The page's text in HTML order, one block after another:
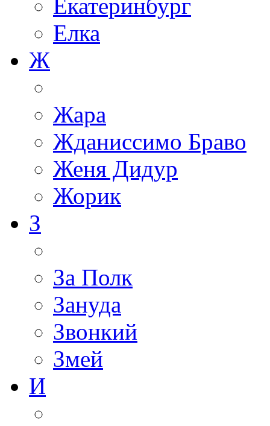
Екатеринбург
Елка
Ж
Жара
Жданиссимо Браво
Женя Дидур
Жорик
З
За Полк
Зануда
Звонкий
Змей
И